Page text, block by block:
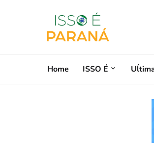
Home ISSO É